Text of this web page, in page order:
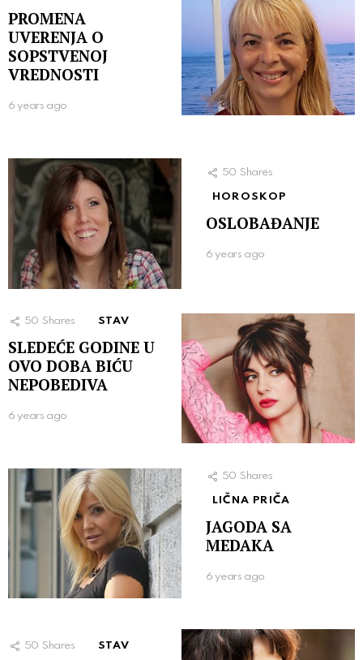
PROMENA
UVERENJA O
SOPSTVENOJ
VREDNOSTI
6 years ago
50 Shares
HOROSKOP
OSLOBAĐANJE
6 years ago
50 Shares STAV
SLEDEĆE GODINE U
OVO DOBA BIĆU
NEPOBEDIVA
6 years ago
50 Shares
LIČNA PRIČA
JAGODA SA
MEDAKA
6 years ago
50 Shares STAV